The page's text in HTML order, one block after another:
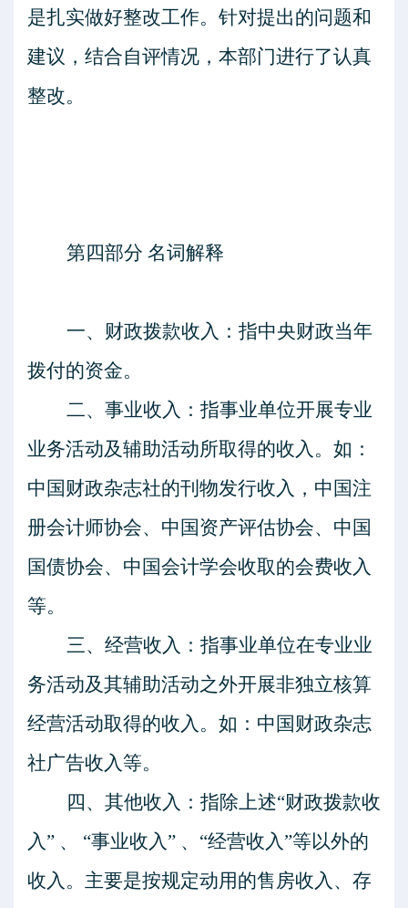
是扎实做好整改工作。针对提出的问题和
建议，结合自评情况，本部门进行了认真
整改。
第四部分 名词解释
一、财政拨款收入：指中央财政当年
拨付的资金。
二、事业收入：指事业单位开展专业
业务活动及辅助活动所取得的收入。如：
中国财政杂志社的刊物发行收入，中国注
册会计师协会、中国资产评估协会、中国
国债协会、中国会计学会收取的会费收入
等。
三、经营收入：指事业单位在专业业
务活动及其辅助活动之外开展非独立核算
经营活动取得的收入。如：中国财政杂志
社广告收入等。
四、其他收入：指除上述“财政拨款收
入” 、 “事业收入” 、“经营收入”等以外的
收入。主要是按规定动用的售房收入、存